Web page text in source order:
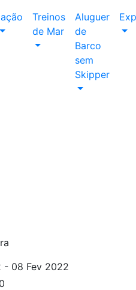
Treinos
de Mar
Aluguer
de
Barco
sem
Skipper
- 08 Fev 2022